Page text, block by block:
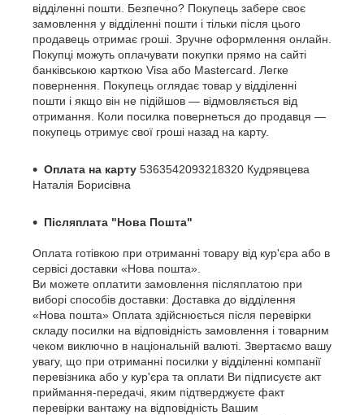
відділенні пошти. Безпечно? Покупець забере своє
замовлення у відділенні пошти і тільки після цього
продавець отримає гроші. Зручне оформлення онлайн.
Покупці можуть оплачувати покупки прямо на сайті
банківською карткою Visa або Mastercard. Легке
повернення. Покупець оглядає товар у відділенні
пошти і якщо він не підійшов — відмовляється від
отримання. Коли посилка повернеться до продавця —
покупець отримує свої гроші назад на карту.
Оплата на карту 5363542093218320 Кудрявцева
Наталія Борисівна
Післяплата "Нова Пошта"
Оплата готівкою при отриманні товару від кур'єра або в
сервісі доставки «Нова пошта».
Ви можете оплатити замовлення післяплатою при
виборі способів доставки: Доставка до відділення
«Нова пошта» Оплата здійснюється після перевірки
складу посилки на відповідність замовлення і товарним
чеком виключно в національній валюті. Звертаємо вашу
увагу, що при отриманні посилки у відділенні компанії
перевізника або у кур'єра та оплати Ви підписуєте акт
приймання-передачі, яким підтверджуєте факт
перевірки вантажу на відповідність Вашим